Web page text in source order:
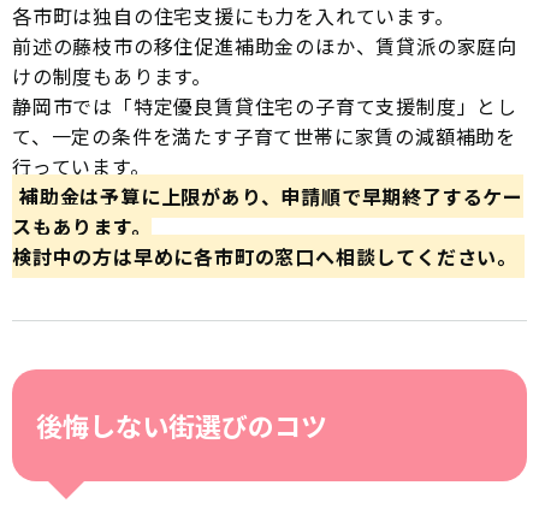
各市町は独自の住宅支援にも力を入れています。
前述の藤枝市の移住促進補助金のほか、賃貸派の家庭向
けの制度もあります。
静岡市では「特定優良賃貸住宅の子育て支援制度」とし
て、一定の条件を満たす子育て世帯に家賃の減額補助を
行っています。
補助金は予算に上限があり、申請順で早期終了するケー
スもあります。
検討中の方は早めに各市町の窓口へ相談してください。
後悔しない街選びのコツ